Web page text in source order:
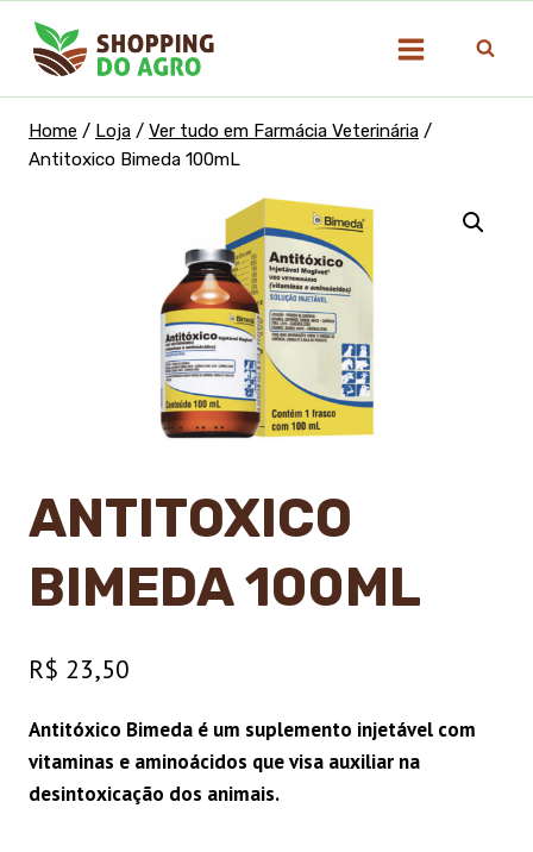
para
Home / Loja / Ver tudo em Farmácia Veterinária /
Antitoxico Bimeda 100mL
ANTITOXICO
BIMEDA 100ML
R$ 23,50
Antitóxico Bimeda é um suplemento injetável com
vitaminas e aminoácidos que visa auxiliar na
desintoxicação dos animais.